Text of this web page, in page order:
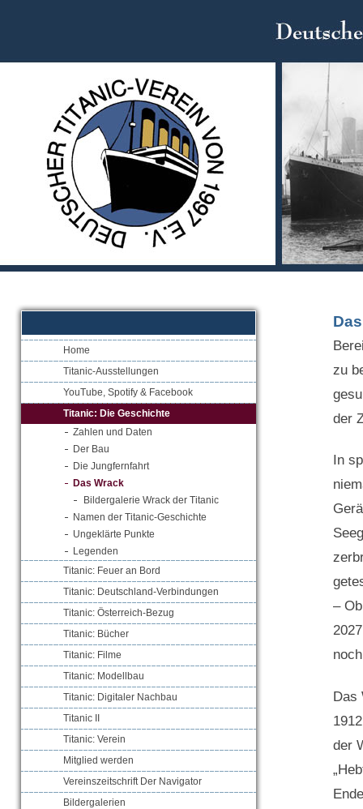
Home
Titanic-Ausstellungen
YouTube, Spotify & Facebook
Titanic: Die Geschichte
Zahlen und Daten
Der Bau
Die Jungfernfahrt
Das Wrack
Bildergalerie Wrack der Titanic
Namen der Titanic-Geschichte
Ungeklärte Punkte
Legenden
Titanic: Feuer an Bord
Titanic: Deutschland-Verbindungen
Titanic: Österreich-Bezug
Titanic: Bücher
Titanic: Filme
Titanic: Modellbau
Titanic: Digitaler Nachbau
Titanic II
Titanic: Verein
Mitglied werden
Vereinszeitschrift Der Navigator
Bildergalerien
zu
der
In
–
Das
der